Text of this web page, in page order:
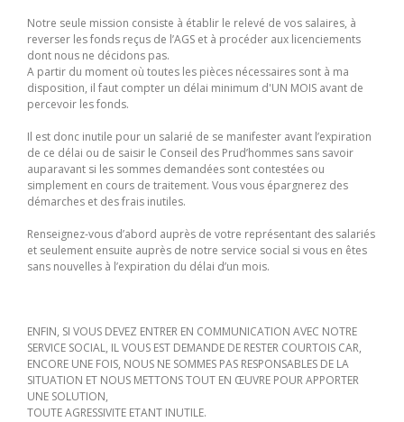
Notre seule mission consiste à établir le relevé de vos salaires, à
reverser les fonds reçus de l’AGS et à procéder aux licenciements
dont nous ne décidons pas.
A partir du moment où toutes les pièces nécessaires sont à ma
disposition, il faut compter un délai minimum d'UN MOIS avant de
percevoir les fonds.
Il est donc inutile pour un salarié de se manifester avant l’expiration
de ce délai ou de saisir le Conseil des Prud’hommes sans savoir
auparavant si les sommes demandées sont contestées ou
simplement en cours de traitement. Vous vous épargnerez des
démarches et des frais inutiles.
Renseignez-vous d’abord auprès de votre représentant des salariés
et seulement ensuite auprès de notre service social si vous en êtes
sans nouvelles à l’expiration du délai d’un mois.
ENFIN, SI VOUS DEVEZ ENTRER EN COMMUNICATION AVEC NOTRE
SERVICE SOCIAL, IL VOUS EST DEMANDE DE RESTER COURTOIS CAR,
ENCORE UNE FOIS, NOUS NE SOMMES PAS RESPONSABLES DE LA
SITUATION ET NOUS METTONS TOUT EN ŒUVRE POUR APPORTER
UNE SOLUTION,
TOUTE AGRESSIVITE ETANT INUTILE.